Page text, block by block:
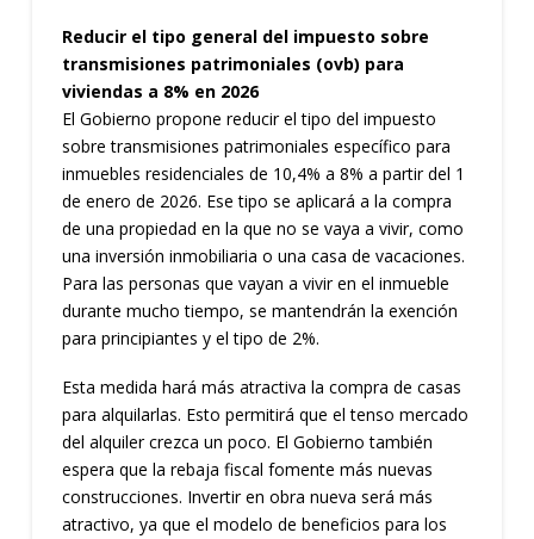
Reducir el tipo general del impuesto sobre
transmisiones patrimoniales (ovb) para
viviendas a 8% en 2026
El Gobierno propone reducir el tipo del impuesto
sobre transmisiones patrimoniales específico para
inmuebles residenciales de 10,4% a 8% a partir del 1
de enero de 2026. Ese tipo se aplicará a la compra
de una propiedad en la que no se vaya a vivir, como
una inversión inmobiliaria o una casa de vacaciones.
Para las personas que vayan a vivir en el inmueble
durante mucho tiempo, se mantendrán la exención
para principiantes y el tipo de 2%.
Esta medida hará más atractiva la compra de casas
para alquilarlas. Esto permitirá que el tenso mercado
del alquiler crezca un poco. El Gobierno también
espera que la rebaja fiscal fomente más nuevas
construcciones. Invertir en obra nueva será más
atractivo, ya que el modelo de beneficios para los